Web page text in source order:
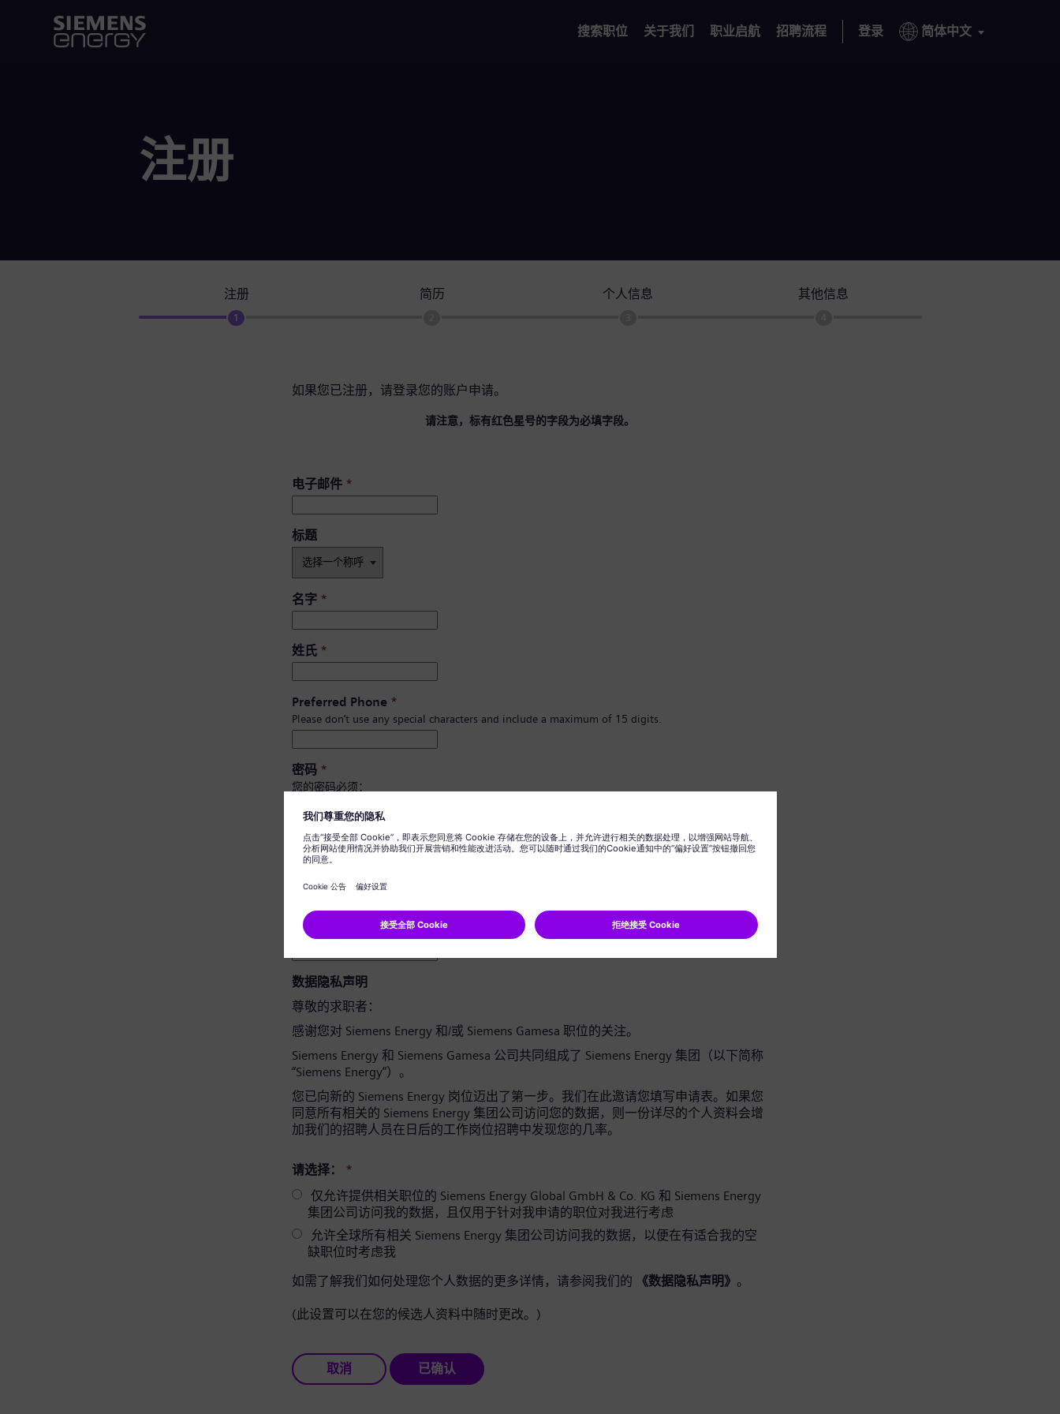
搜索职位 关于我们 职业启航 招聘流程 登录 简体中文
注册
注册
1
简历 个人信息 其他信息
如果您已注册，请登录您的账户 申请。
请注意，标有红色星号的字段为必填字段。
电子邮件 *
标题
名字 *
姓氏 *
Preferred Phone *
Please don’t use any special characters and include a maximum of 15 digits.
密码 *
您的密码必须：
至少有 8 个字符。
有大小写字母，并且至少有一个数字和一个符号。
不包含您的任何个人信息。
密码确认
数据隐私声明
尊敬的求职者：
感谢您对 Siemens Energy 和/或 Siemens Gamesa 职位的关注。
Siemens Energy 和 Siemens Gamesa 公司共同组成了 Siemens Energy 集团（以下简称
“Siemens Energy”）。
您已向新的 Siemens Energy 岗位迈出了第一步。我们在此邀请您填写申请表。如果您
同意所有相关的 Siemens Energy 集团公司访问您的数据，则一份详尽的个人资料会增
加我们的招聘人员在日后的工作岗位招聘中发现您的几率。
请选择：
*
仅允许提供相关职位的 Siemens Energy Global GmbH & Co. KG 和 Siemens Energy
集团公司访问我的数据，且仅用于针对我申请的职位对我进行考虑
允许全球所有相关 Siemens Energy 集团公司访问我的数据，以便在有适合我的空
缺职位时考虑我
如需了解我们如何处理您个人数据的更多详情，请参阅我们的
《数据隐私声明》 。
(此设置可以在您的候选人资料中随时更改。)
取消 已确认